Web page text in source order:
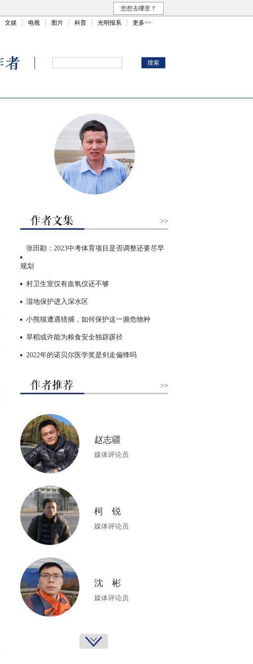
您想去哪里？
文娱 电视 图片 科普 光明报系 更多>>
>>
张田勘：2023中考体育项目是否调整还要尽早
规划
村卫生室仅有血氧仪还不够
湿地保护进入深水区
小熊猫遭遇猎捕，如何保护这一濒危物种
旱稻或许能为粮食安全独辟蹊径
2022年的诺贝尔医学奖是剑走偏锋吗
>>
赵志疆
媒体评论员
柯 锐
媒体评论员
沈 彬
媒体评论员